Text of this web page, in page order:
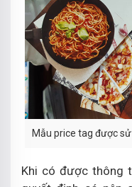
Mẫu price tag được
Khi có được thông